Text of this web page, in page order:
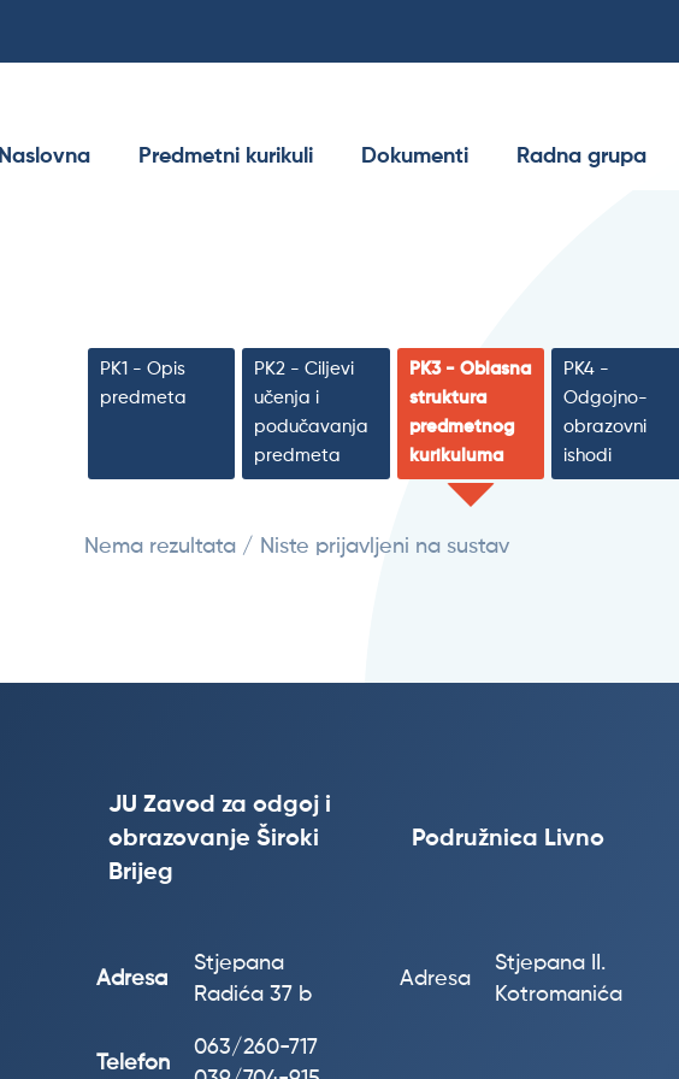
Naslovna Predmetni kurikuli Dokumenti Radna grupa
PK1 - Opis
predmeta
PK2 - Ciljevi
učenja i
podučavanja
predmeta
PK3 - Oblasna
struktura
predmetnog
kurikuluma
PK4 -
Odgojno-
obrazovni
ishodi
Nema rezultata / Niste prijavljeni na sustav
JU Zavod za odgoj i
obrazovanje Široki
Brijeg
Podružnica Livno
Adresa
Stjepana
Radića 37 b
Adresa
Stjepana II.
Kotromanića
Telefon
063/260-717